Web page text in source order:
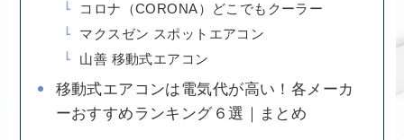
コロナ（CORONA）どこでもクーラー
マクスゼン スポットエアコン
山善 移動式エアコン
移動式エアコンは電気代が高い！各メーカ
ーおすすめランキング６選｜まとめ